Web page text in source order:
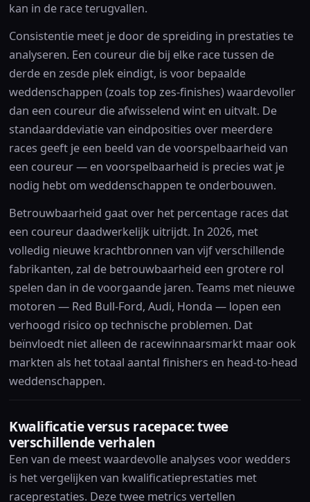
kan in de race terugvallen.
Consistentie meet je door de spreiding in prestaties te
analyseren. Een coureur die bij elke race tussen de
derde en zesde plek eindigt, is voor bepaalde
weddenschappen (zoals top zes-finishes) waardevoller
dan een coureur die afwisselend wint en uitvalt. De
standaarddeviatie van eindposities over meerdere
races geeft je een beeld van de voorspelbaarheid van
een coureur — en voorspelbaarheid is precies wat je
nodig hebt om weddenschappen te onderbouwen.
Betrouwbaarheid gaat over het percentage races dat
een coureur daadwerkelijk uitrijdt. In 2026, met
volledig nieuwe krachtbronnen van vijf verschillende
fabrikanten, zal de betrouwbaarheid een grotere rol
spelen dan in de voorgaande jaren. Teams met nieuwe
motoren — Red Bull-Ford, Audi, Honda — lopen een
verhoogd risico op technische problemen. Dat
beïnvloedt niet alleen de racewinnaarsmarkt maar ook
markten als het totaal aantal finishers en head-to-head
weddenschappen.
Kwalificatie versus racepace: twee
verschillende verhalen
Een van de meest waardevolle analyses voor wedders
is het vergelijken van kwalificatieprestaties met
raceprestaties. Deze twee metrics vertellen